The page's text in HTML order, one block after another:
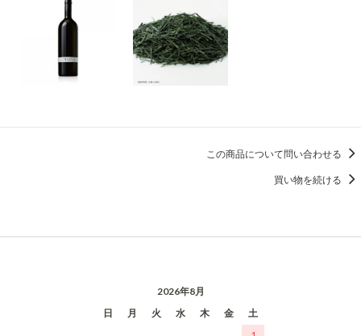
この商品について問い合わせる
買い物を続ける
2026年8月
日
月 火 水 木 金
土